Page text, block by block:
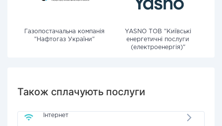
Газопостачальна компанія
"Нафтогаз України"
YASNO ТОВ "Київські
енергетичні послуги
(електроенергія)"
Також сплачують послуги
Інтернет